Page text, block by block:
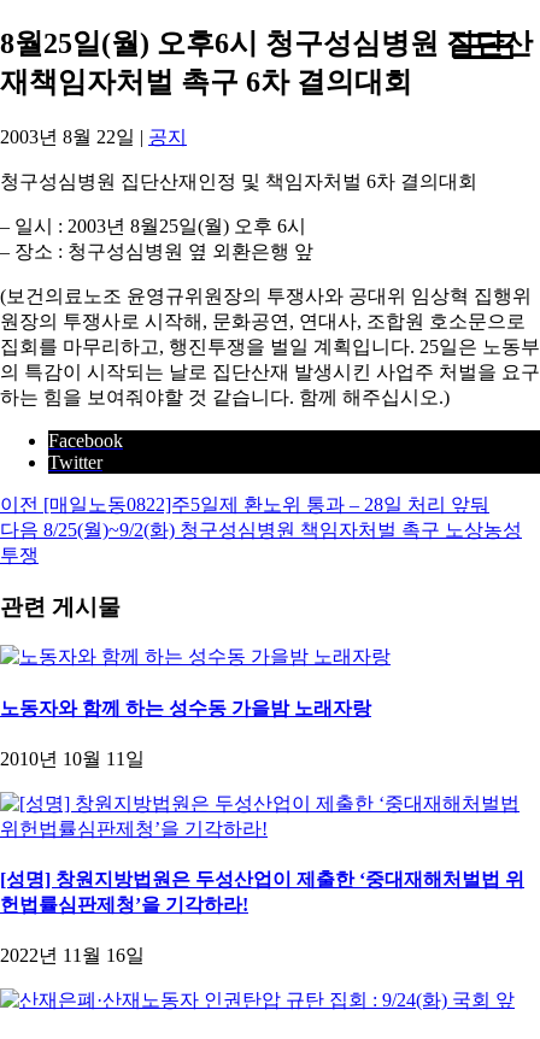
8월25일(월) 오후6시 청구성심병원 집단산
재책임자처벌 촉구 6차 결의대회
2003년 8월 22일 | 공지
청구성심병원 집단산재인정 및 책임자처벌 6차 결의대회
– 일시 : 2003년 8월25일(월) 오후 6시
– 장소 : 청구성심병원 옆 외환은행 앞
(보건의료노조 윤영규위원장의 투쟁사와 공대위 임상혁 집행위
원장의 투쟁사로 시작해, 문화공연, 연대사, 조합원 호소문으로
집회를 마무리하고, 행진투쟁을 벌일 계획입니다. 25일은 노동부
의 특감이 시작되는 날로 집단산재 발생시킨 사업주 처벌을 요구
하는 힘을 보여줘야할 것 같습니다. 함께 해주십시오.)
Facebook
Twitter
이전 [매일노동0822]주5일제 환노위 통과 – 28일 처리 앞둬
다음 8/25(월)~9/2(화) 청구성심병원 책임자처벌 촉구 노상농성
투쟁
관련 게시물
노동자와 함께 하는 성수동 가을밤 노래자랑
2010년 10월 11일
[성명] 창원지방법원은 두성산업이 제출한 ‘중대재해처벌법 위
헌법률심판제청’을 기각하라!
2022년 11월 16일